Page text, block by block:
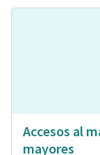
Accesos al
mayores